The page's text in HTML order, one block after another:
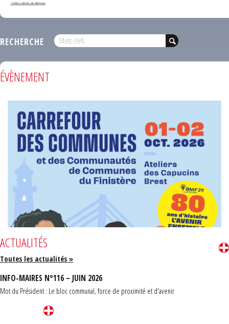
- Services ouverts aux adhérents
RECHERCHE
ÉVÈNEMENT
ACTUALITÉS
Toutes les actualités »
INFO-MAIRES N°116 – JUIN 2026
Mot du Président : Le bloc communal, force de proximité et d'avenir